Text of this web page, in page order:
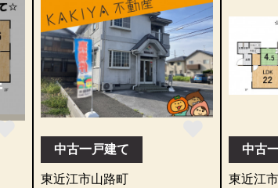
中古一戸建て
東近江市山路町
中古
東近江